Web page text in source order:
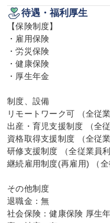
待遇・福利厚生
【保険制度】
・雇用保険
・労災保険
・健康保険
・厚生年金
制度、設備
リモートワーク可 （全従
出産・育児支援制度 （全
資格取得支援制度 （全従
研修支援制度 （全従業員利
継続雇用制度(再雇用) （全
その他制度
退職金：無
社会保険：健康保険 厚生